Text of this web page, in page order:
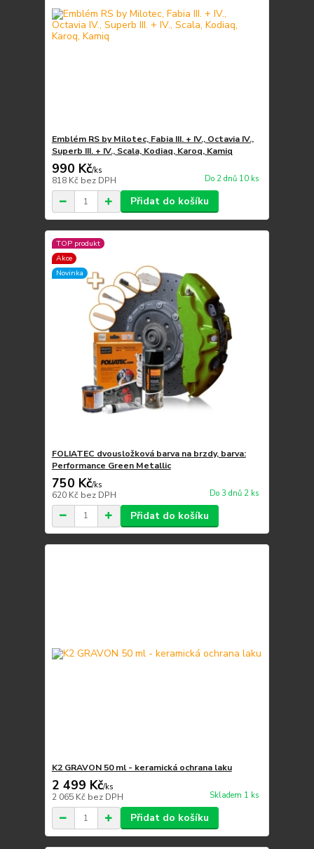
Emblém RS by Milotec, Fabia III. + IV., Octavia IV.,
Superb III. + IV., Scala, Kodiaq, Karoq, Kamiq
990 Kč/ks
818 Kč bez DPH Do 2 dnů 10 ks
Přidat do košíku
TOP produkt
Akce
Novinka
FOLIATEC dvousložková barva na brzdy, barva:
Performance Green Metallic
750 Kč/ks
620 Kč bez DPH Do 3 dnů 2 ks
Přidat do košíku
K2 GRAVON 50 ml - keramická ochrana laku
2 499 Kč/ks
2 065 Kč bez DPH Skladem 1 ks
Přidat do košíku